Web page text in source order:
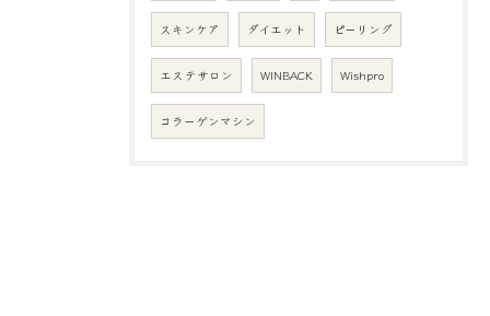
スキンケア ダイエット ピーリング
エステサロン WINBACK Wishpro
コラーゲンマシン